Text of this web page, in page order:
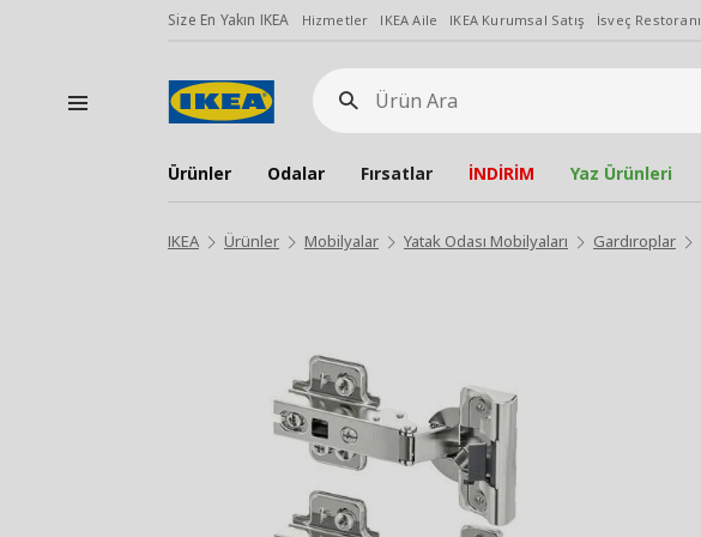
Size En Yakın IKEA Hizmetler IKEA Aile IKEA Kurumsal Satış İsveç Restoranı
Ürün
Ara
Ürünler Odalar Fırsatlar İNDİRİM Yaz Ürünleri
IKEA Ürünler Mobilyalar Yatak Odası Mobilyaları Gardıroplar